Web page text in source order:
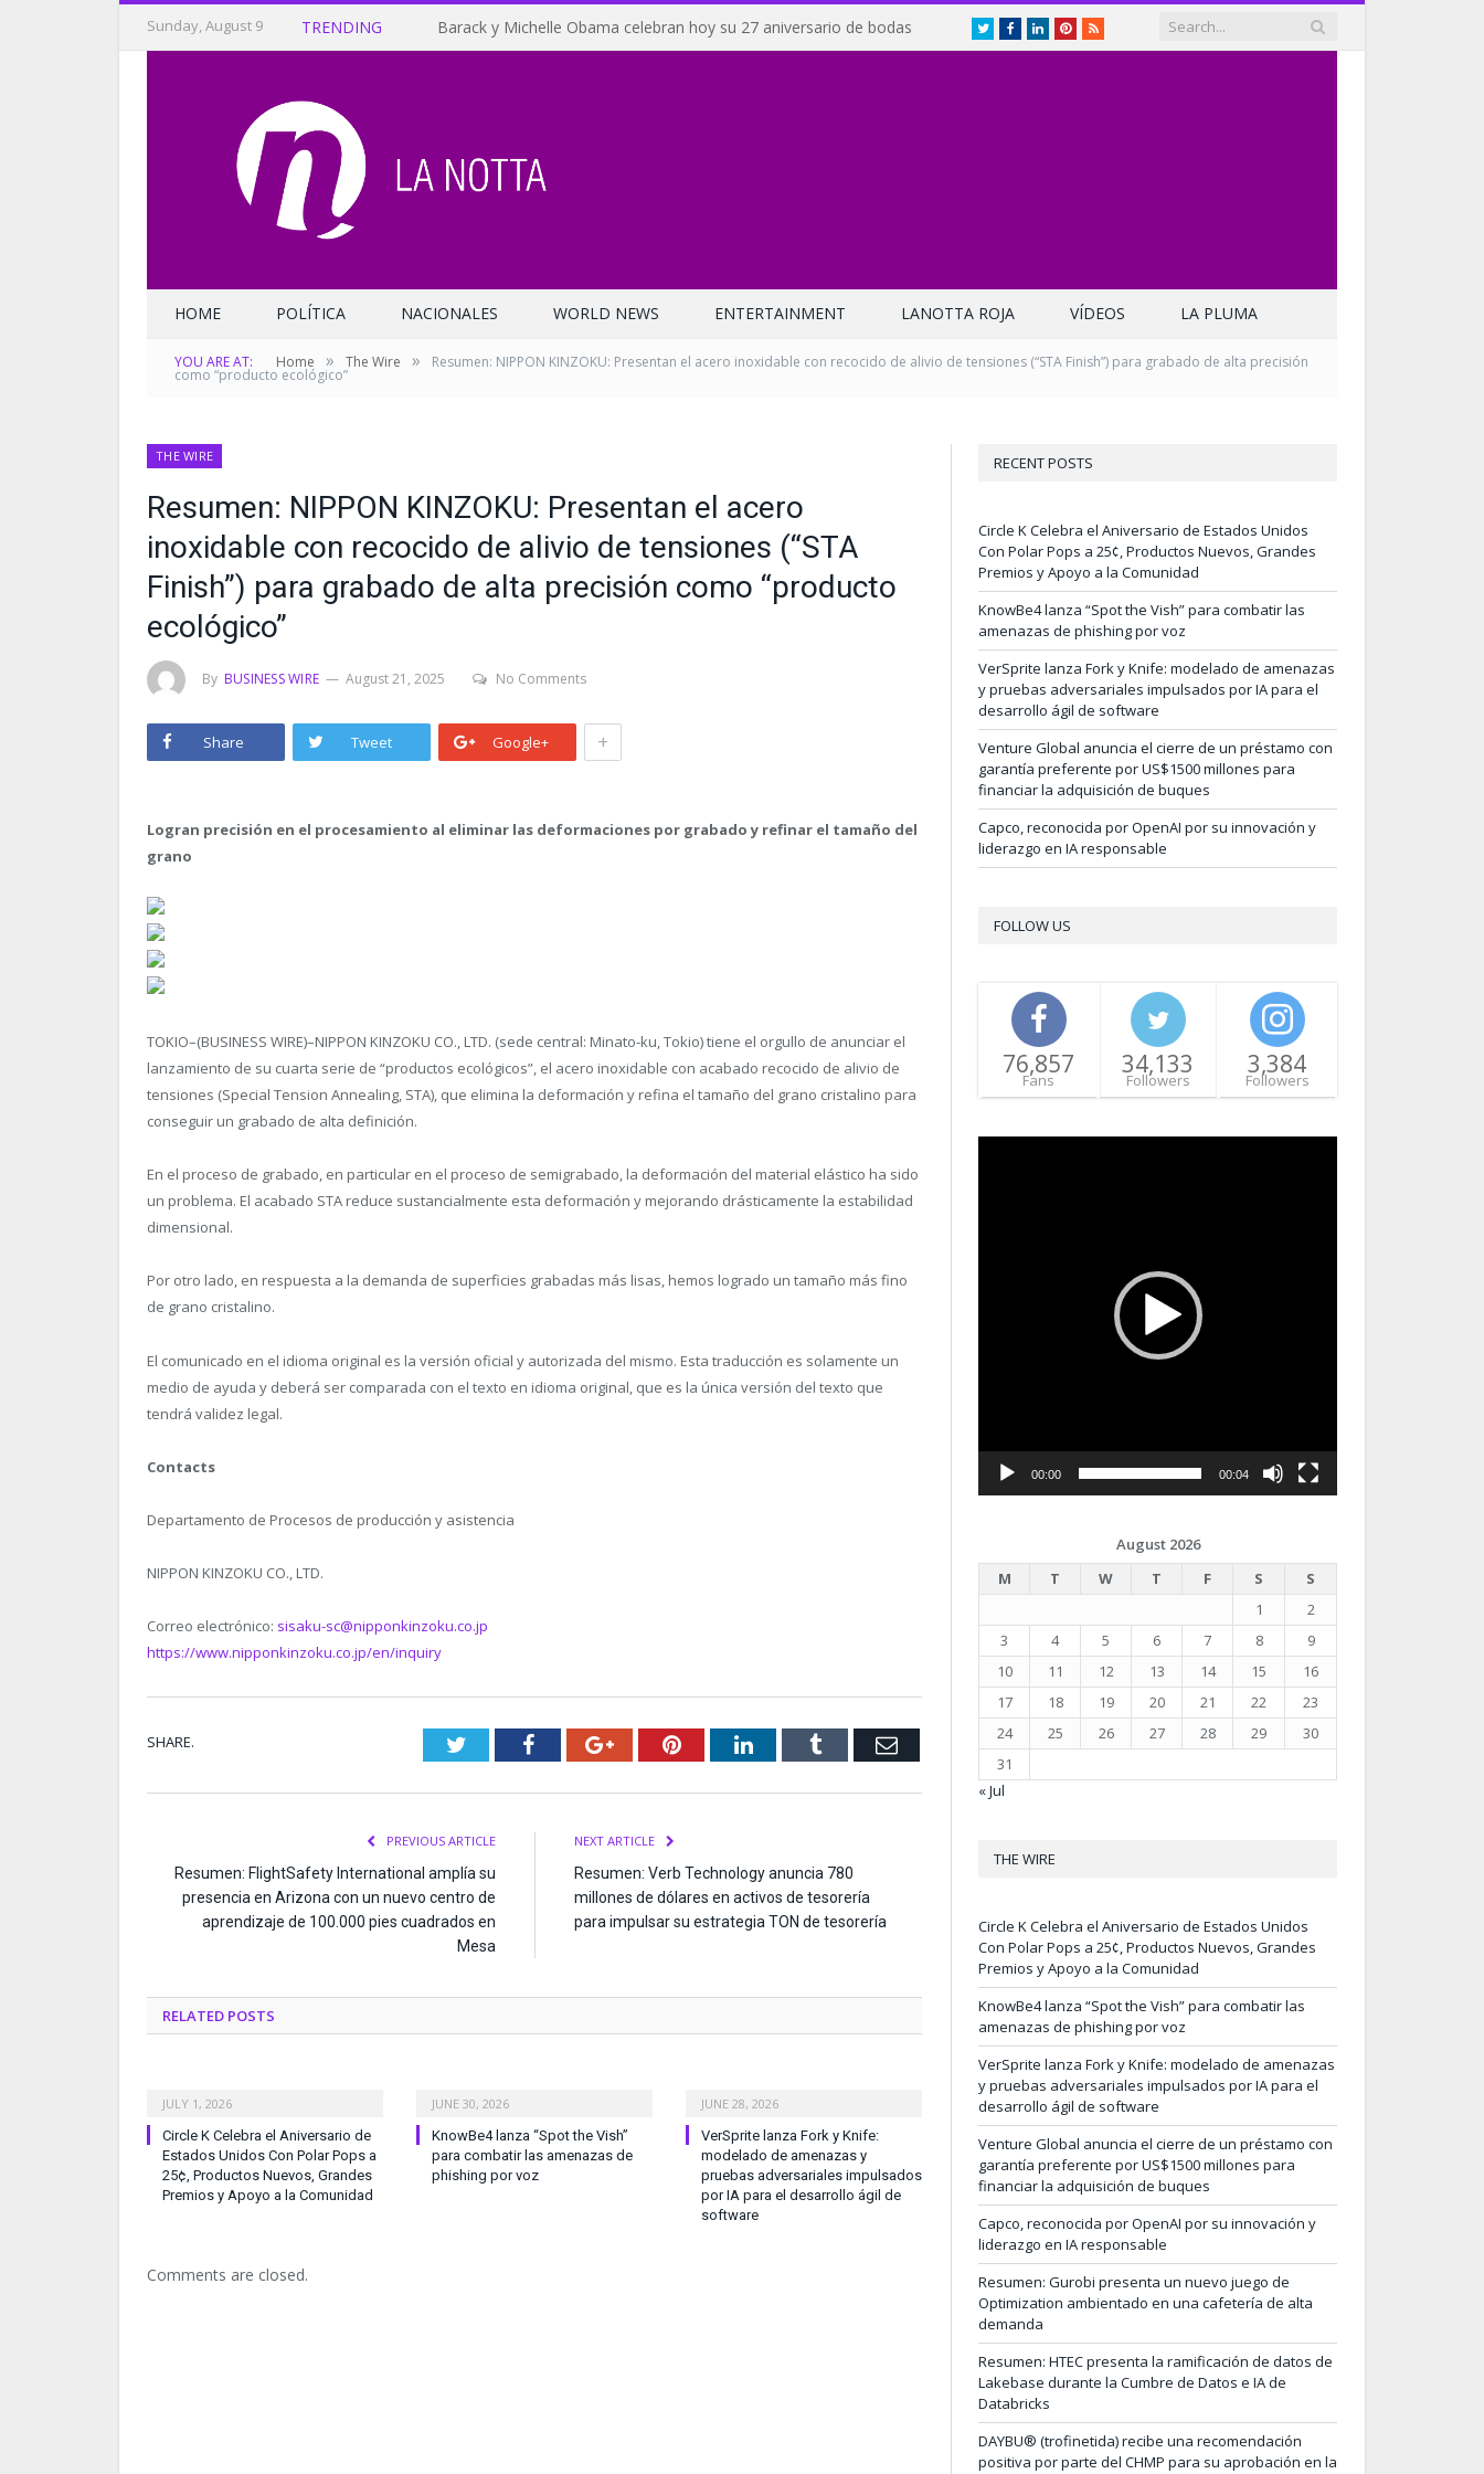
Sunday, August 9 TRENDING Barack y Michelle Obama celebran hoy su 27 aniversario de bodas TwitterFacebookLinkedInPinterest
RSS
HOME POLÍTICA NACIONALES WORLD NEWS ENTERTAINMENT LANOTTA ROJA VÍDEOS LA PLUMA
YOU ARE AT: Home » The Wire » Resumen: NIPPON KINZOKU: Presentan el acero inoxidable con recocido de alivio de tensiones (“STA Finish”) para grabado de alta precisión
como “producto ecológico”
THE WIRE
Resumen: NIPPON KINZOKU: Presentan el acero
inoxidable con recocido de alivio de tensiones (“STA
Finish”) para grabado de alta precisión como “producto
ecológico”
By BUSINESS WIRE August 21, 2025 No Comments
Share Tweet Google+ +
Logran precisión en el procesamiento al eliminar las deformaciones por grabado y refinar el tamaño del
grano
TOKIO–(BUSINESS WIRE)–NIPPON KINZOKU CO., LTD. (sede central: Minato-ku, Tokio) tiene el orgullo de anunciar el
lanzamiento de su cuarta serie de “productos ecológicos”, el acero inoxidable con acabado recocido de alivio de
tensiones (Special Tension Annealing, STA), que elimina la deformación y refina el tamaño del grano cristalino para
conseguir un grabado de alta definición.
En el proceso de grabado, en particular en el proceso de semigrabado, la deformación del material elástico ha sido
un problema. El acabado STA reduce sustancialmente esta deformación y mejorando drásticamente la estabilidad
dimensional.
Por otro lado, en respuesta a la demanda de superficies grabadas más lisas, hemos logrado un tamaño más fino
de grano cristalino.
El comunicado en el idioma original es la versión oficial y autorizada del mismo. Esta traducción es solamente un
medio de ayuda y deberá ser comparada con el texto en idioma original, que es la única versión del texto que
tendrá validez legal.
Contacts
Departamento de Procesos de producción y asistencia
NIPPON KINZOKU CO., LTD.
Correo electrónico: sisaku-sc@nipponkinzoku.co.jp
https://www.nipponkinzoku.co.jp/en/inquiry
SHARE. TwitterFacebookGoogle+PinterestLinkedInTumblr Email
PREVIOUS ARTICLE
Resumen: FlightSafety International amplía su
presencia en Arizona con un nuevo centro de
aprendizaje de 100.000 pies cuadrados en
Mesa
NEXT ARTICLE
Resumen: Verb Technology anuncia 780
millones de dólares en activos de tesorería
para impulsar su estrategia TON de tesorería
RELATED POSTS
JULY 1, 2026
Circle K Celebra el Aniversario de
Estados Unidos Con Polar Pops a
25¢, Productos Nuevos, Grandes
Premios y Apoyo a la Comunidad
JUNE 30, 2026
KnowBe4 lanza “Spot the Vish”
para combatir las amenazas de
phishing por voz
JUNE 28, 2026
VerSprite lanza Fork y Knife:
modelado de amenazas y
pruebas adversariales impulsados
por IA para el desarrollo ágil de
software
Comments are closed.
RECENT POSTS
Circle K Celebra el Aniversario de Estados Unidos
Con Polar Pops a 25¢, Productos Nuevos, Grandes
Premios y Apoyo a la Comunidad
KnowBe4 lanza “Spot the Vish” para combatir las
amenazas de phishing por voz
VerSprite lanza Fork y Knife: modelado de amenazas
y pruebas adversariales impulsados por IA para el
desarrollo ágil de software
Venture Global anuncia el cierre de un préstamo con
garantía preferente por US$1500 millones para
financiar la adquisición de buques
Capco, reconocida por OpenAI por su innovación y
liderazgo en IA responsable
FOLLOW US
76,857
Fans
34,133
Followers
3,384
Followers
00:00 00:04
August 2026
M
T W T F S
S
1
2
3
4 5 6 7 8
9
10
11 12 13 14 15
16
17
18 19 20 21 22
23
24
25 26 27 28 29
30
31
« Jul
THE WIRE
Circle K Celebra el Aniversario de Estados Unidos
Con Polar Pops a 25¢, Productos Nuevos, Grandes
Premios y Apoyo a la Comunidad
KnowBe4 lanza “Spot the Vish” para combatir las
amenazas de phishing por voz
VerSprite lanza Fork y Knife: modelado de amenazas
y pruebas adversariales impulsados por IA para el
desarrollo ágil de software
Venture Global anuncia el cierre de un préstamo con
garantía preferente por US$1500 millones para
financiar la adquisición de buques
Capco, reconocida por OpenAI por su innovación y
liderazgo en IA responsable
Resumen: Gurobi presenta un nuevo juego de
Optimization ambientado en una cafetería de alta
demanda
Resumen: HTEC presenta la ramificación de datos de
Lakebase durante la Cumbre de Datos e IA de
Databricks
DAYBU® (trofinetida) recibe una recomendación
positiva por parte del CHMP para su aprobación en la